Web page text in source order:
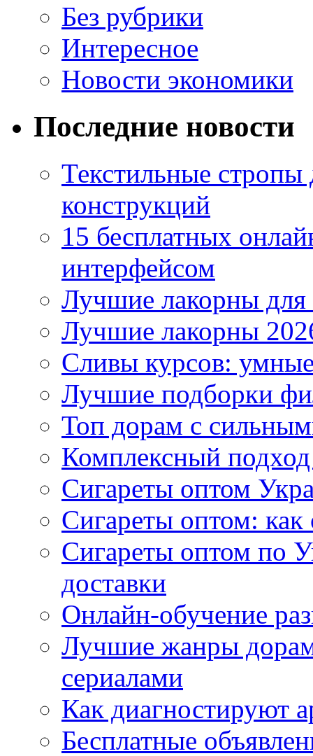
Без рубрики
Интересное
Новости экономики
Последние новости
Текстильные
конструкций
15 бесплатных
интерфейсом
Лучшие лакорны для
Лучшие лакорны
Сливы курсов:
Лучшие подборки
Топ дорам с
Комплексный
Сигареты оптом
Сигареты оптом: как
Сигареты оптом по
доставки
Онлайн-обучение
Лучшие жанры дорам
сериалами
Как диагностируют
Бесплатные